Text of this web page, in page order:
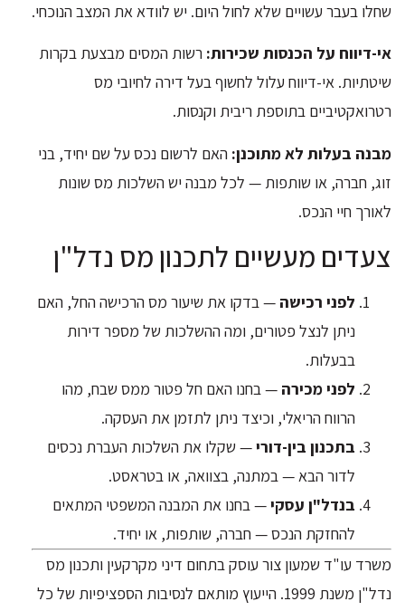
שחלו בעבר עשויים שלא לחול היום. יש לוודא את המצב הנוכחי.
אי-דיווח על הכנסות שכירות: רשות המסים מבצעת בקרות
שיטתיות. אי-דיווח עלול לחשוף בעל דירה לחיובי מס
רטרואקטיביים בתוספת ריבית וקנסות.
מבנה בעלות לא מתוכנן: האם לרשום נכס על שם יחיד, בני
זוג, חברה, או שותפות — לכל מבנה יש השלכות מס שונות
לאורך חיי הנכס.
צעדים מעשיים לתכנון מס נדל"ן
לפני רכישה — בדקו את שיעור מס הרכישה החל, האם
ניתן לנצל פטורים, ומה ההשלכות של מספר דירות
בבעלות.
לפני מכירה — בחנו האם חל פטור ממס שבח, מהו
הרווח הריאלי, וכיצד ניתן לתזמן את העסקה.
בתכנון בין-דורי— שקלו את השלכות העברת נכסים
לדור הבא — במתנה, בצוואה, או בטראסט.
בנדל"ן עסקי— בחנו את המבנה המשפטי המתאים
להחזקת הנכס — חברה, שותפות, או יחיד.
משרד עו"ד שמעון צור עוסק בתחום דיני מקרקעין ותכנון מס
נדל"ן משנת 1999. הייעוץ מותאם לנסיבות הספציפיות של כל